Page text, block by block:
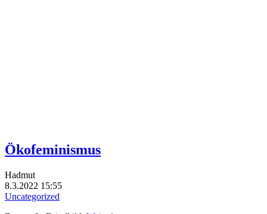
Ökofeminismus
Hadmut
8.3.2022 15:55
Uncategorized